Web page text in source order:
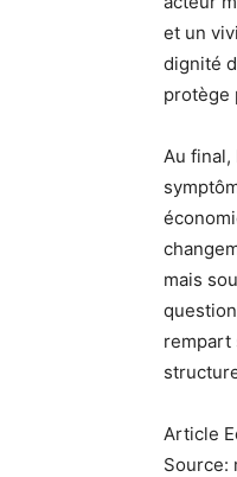
et un
dignité
protège
Au final,
mais
rempart
Article
Source: